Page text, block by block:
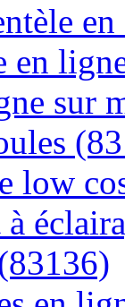
en
sur
low